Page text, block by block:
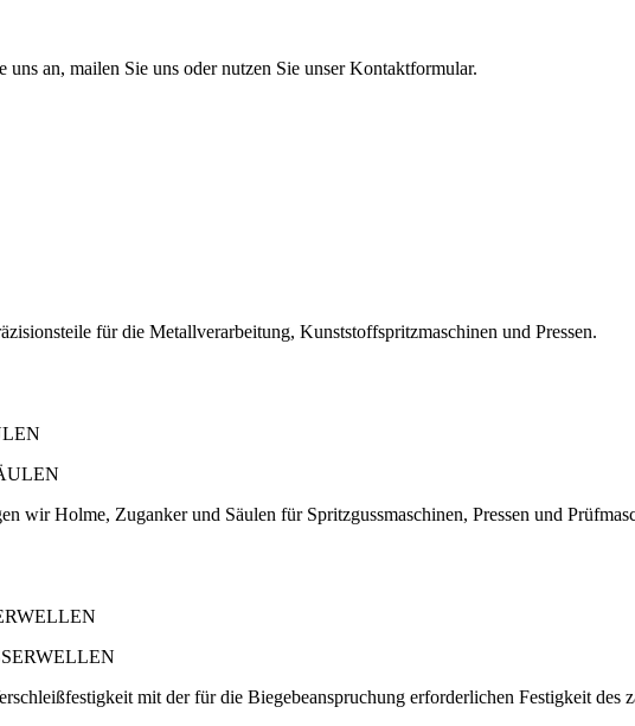
an, mailen Sie uns oder nutzen Sie unser Kontaktformular.
für die Metallverarbeitung, Kunststoffspritzmaschinen und Pressen.
wir Holme, Zuganker und Säulen für Spritzgussmaschinen, Pressen und
mit der für die Biegebeanspruchung erforderlichen Festigkeit des